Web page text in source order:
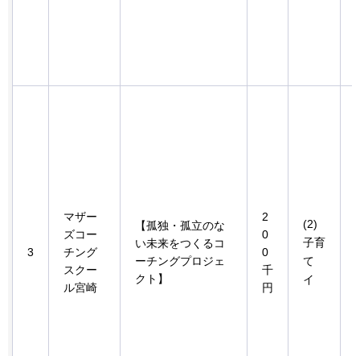
3
マザー
ズコー
チング
スクー
ル宮崎
【孤独・孤立のな
い未来をつくるコ
ーチングプロジェ
クト】
2
0
0
千
円
(2)
子育
て
イ